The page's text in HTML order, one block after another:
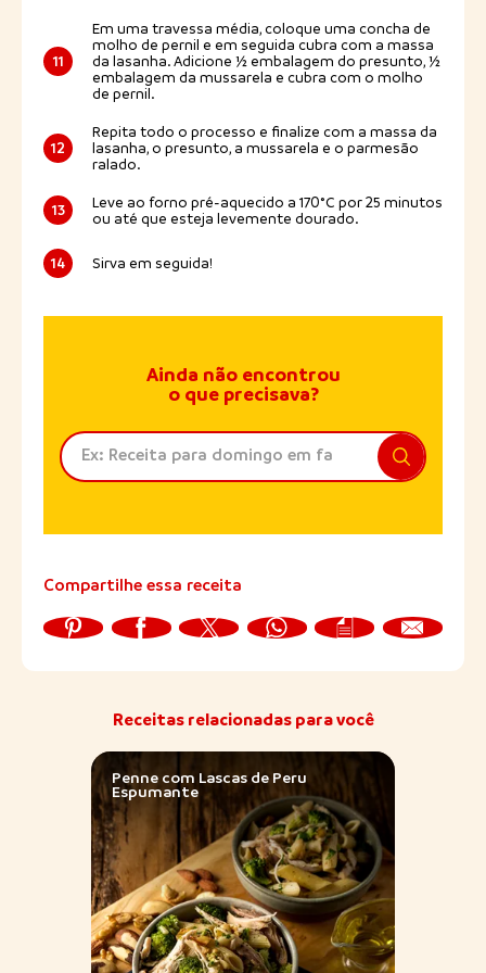
11
Em uma travessa média, coloque uma concha de
molho de pernil e em seguida cubra com a massa
da lasanha. Adicione ½ embalagem do presunto, ½
embalagem da mussarela e cubra com o molho
de pernil.
12
Repita todo o processo e finalize com a massa da
lasanha, o presunto, a mussarela e o parmesão
ralado.
13
Leve ao forno pré-aquecido a 170°C por 25 minutos
ou até que esteja levemente dourado.
14 Sirva em seguida!
Ainda não encontrou
o que precisava?
Compartilhe essa receita
Receitas relacionadas para você
Penne com Lascas de Peru
Espumante